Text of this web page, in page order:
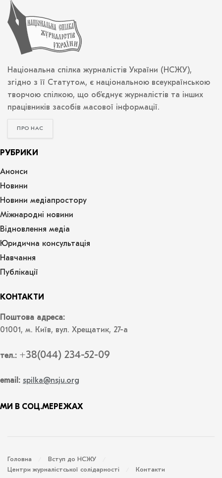
Національна спілка журналістів України (НСЖУ),
згідно з її Статутом, є національною всеукраїнською
творчою спілкою, що об’єднує журналістів та інших
працівників засобів масової інформації.
ПРО НАС
РУБРИКИ
Анонси
Новини
Новини медіапростору
Міжнародні новини
Відновлення медіа
Юридична консультація
Навчання
Публікації
КОНТАКТИ
Поштова адреса:
01001, м. Київ, вул. Хрещатик, 27-а
тел.: +38(044) 234-52-09
email: spilka@nsju.org
МИ В СОЦ.МЕРЕЖАХ
Головна
Вступ до НСЖУ
Центри журналістської солідарності
Контакти